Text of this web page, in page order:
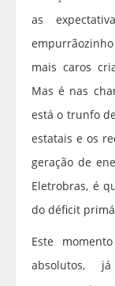
as
mais caros
Mas é nas
está o trunfo
estatais e os
geração de
Eletrobras, é
do déficit
Este
absolutos,